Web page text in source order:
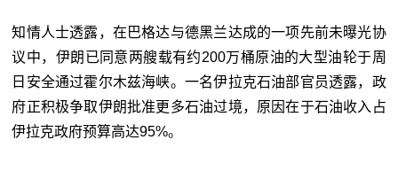
知情人士透露，在巴格达与德黑兰达成的一项先前未曝光协
议中，伊朗已同意两艘载有约200万桶原油的大型油轮于周
日安全通过霍尔木兹海峡。一名伊拉克石油部官员透露，政
府正积极争取伊朗批准更多石油过境，原因在于石油收入占
伊拉克政府预算高达95%。